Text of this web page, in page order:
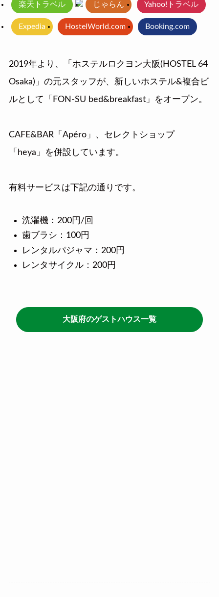
楽天トラベル じゃらん Yahoo!トラベル
Expedia HostelWorld.com Booking.com
2019年より、「ホステルロクヨン大阪(HOSTEL 64
Osaka)」の元スタッフが、新しいホステル&複合ビ
ルとして「FON-SU bed&breakfast」をオープン。
CAFE&BAR「Apéro」、セレクトショップ
「heya」を併設しています。
有料サービスは下記の通りです。
洗濯機：200円/回
歯ブラシ：100円
レンタルパジャマ：200円
レンタサイクル：200円
大阪府のゲストハウス一覧